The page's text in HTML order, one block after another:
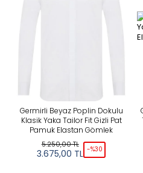
Germirli Beyaz Poplin Dokulu
Klasik Yaka Tailor Fit Gizli Pat
Pamuk Elastan Gömlek
5.250,00TL
3.675,00 TL -%30